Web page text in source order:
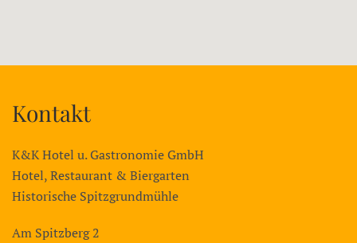
Kontakt
K&K Hotel u. Gastronomie GmbH
Hotel, Restaurant & Biergarten
Historische Spitzgrundmühle
Am Spitzberg 2